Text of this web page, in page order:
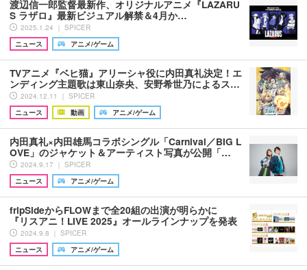
渡辺信一郎監督最新作、オリジナルアニメ『LAZARU
S ラザロ』最新ビジュアル解禁＆4月か…
2025.1.24 ｜ SPICER
ニュース
アニメ/ゲーム
TVアニメ『ベヒ猫』アリーシャ役に内田真礼決定！エ
ンディング主題歌は東山奈央、安野希世乃によるス…
2024.12.11 ｜ SPICER
ニュース
動画 アニメ/ゲーム
内田真礼×内田雄馬コラボシングル「Carnival／BIG L
OVE」のジャケット＆アーティスト写真が公開「…
2024.9.17 ｜ SPICER
ニュース
アニメ/ゲーム
fripSideからFLOWまで全20組の出演が明らかに
『リスアニ！LIVE 2025』オールラインナップを発表
2024.9.8 ｜ SPICER
ニュース
アニメ/ゲーム